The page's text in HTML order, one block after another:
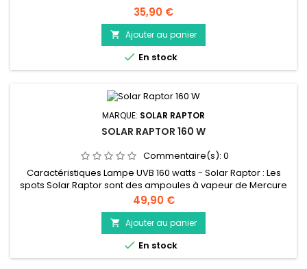
Prix
35,90 €
 Ajouter au panier
 En stock
MARQUE: SOLAR RAPTOR
SOLAR RAPTOR 160 W
Commentaire(s): 0
Caractéristiques Lampe UVB 160 watts - Solar Raptor : Les
spots Solar Raptor sont des ampoules à vapeur de Mercure
produisant des rayons UVB dont l'innovation réside en
l'utilisation de vapeur de Sodium permetant un éclairage
d'une meilleure intensité et un rendu au plus proche de celui
du soleil. Les couleurs de vos reptiles seront vives et intenses.
Prix
49,90 €
 Ajouter au panier
 En stock